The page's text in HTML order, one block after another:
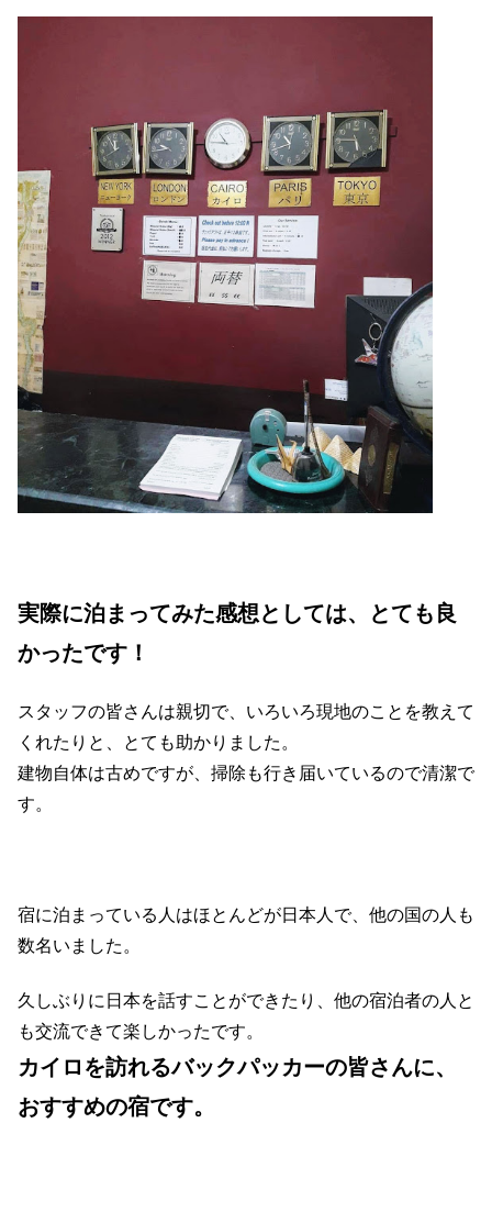
実際に泊まってみた感想としては、とても良
かったです！
スタッフの皆さんは親切で、いろいろ現地のことを教えて
くれたりと、とても助かりました。
建物自体は古めですが、掃除も行き届いているので清潔で
す。
宿に泊まっている人はほとんどが日本人で、他の国の人も
数名いました。
久しぶりに日本を話すことができたり、他の宿泊者の人と
も交流できて楽しかったです。
カイロを訪れるバックパッカーの皆さんに、
おすすめの宿です。